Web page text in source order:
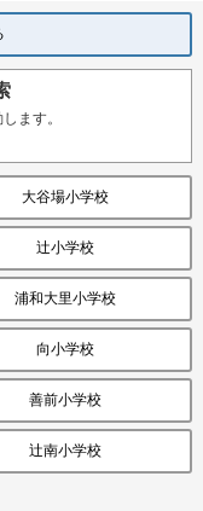
ます。
大谷場小学校
辻小学校
浦和大里小学校
向小学校
善前小学校
辻南小学校